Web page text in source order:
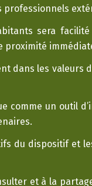
sera
proximité
dans les
comme un outil
du dispositif et
et à la